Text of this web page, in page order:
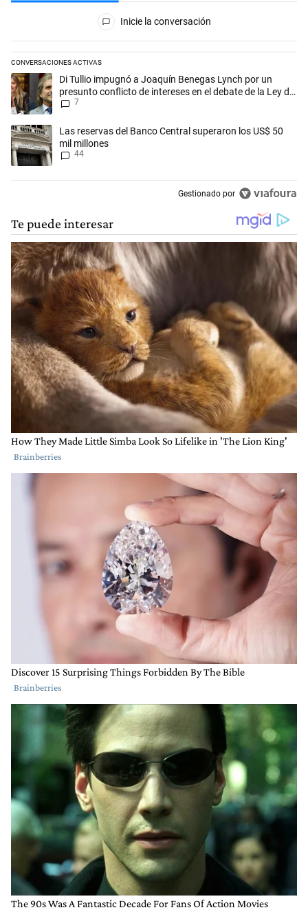
Inicie la conversación
CONVERSACIONES ACTIVAS
Este listado muestra los artículos con más comentarios en los
Un artículo de tendencia con el título "Di Tullio impugnó a Joaquín
Di Tullio impugnó a Joaquín Benegas Lynch por un
presunto conflicto de intereses en el debate de la Ley de
Tierras
7
Un artículo de tendencia con el título "Las reservas del Banco Central
Las reservas del Banco Central superaron los US$ 50
mil millones
44
Gestionado por